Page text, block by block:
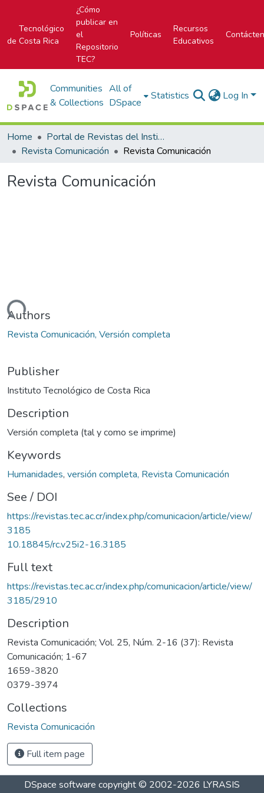
Tecnológico
de Costa Rica
¿Cómo
publicar en
el
Repositorio
TEC?
Políticas
Recursos
Educativos
Communities
& Collections
All of
DSpace
Statistics Log In
Home
Portal de Revistas del Instituto Tecnológico de Costa Rica
Revista Comunicación
Revista Comunicación
Revista Comunicación
Loading...
Authors
Revista Comunicación, Versión completa
Publisher
Instituto Tecnológico de Costa Rica
Description
Versión completa (tal y como se imprime)
Keywords
Humanidades, versión completa, Revista Comunicación
See / DOI
https://revistas.tec.ac.cr/index.php/comunicacion/article/view/
3185
10.18845/rc.v25i2-16.3185
Full text
https://revistas.tec.ac.cr/index.php/comunicacion/article/view/
3185/2910
Description
Revista Comunicación; Vol. 25, Núm. 2-16 (37): Revista
Comunicación; 1-67
1659-3820
0379-3974
Collections
Revista Comunicación
Full item page
DSpace software copyright © 2002-2026 LYRASIS